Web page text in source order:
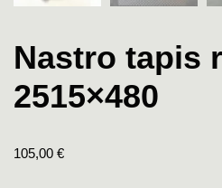
Nastro tapis
2515×480
105,00 €